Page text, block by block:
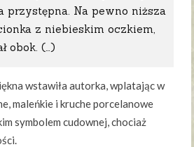
przystępna. Na pewno niższa
z niebieskim oczkiem,
obok. (…)
wstawiła autorka, wplatając w
maleńkie i kruche porcelanowe
symbolem cudownej, chociaż